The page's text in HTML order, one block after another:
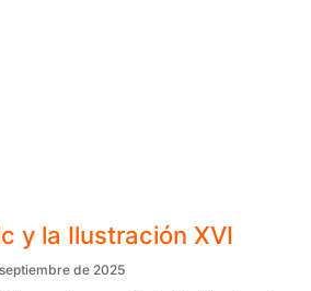
y la Ilustración XVI
de 2025